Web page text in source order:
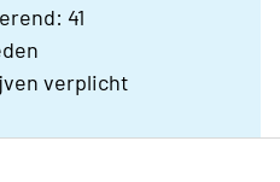
41
verplicht